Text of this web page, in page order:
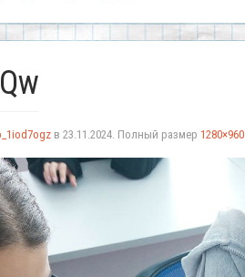
в 23.11.2024. Полный размер 1280×960